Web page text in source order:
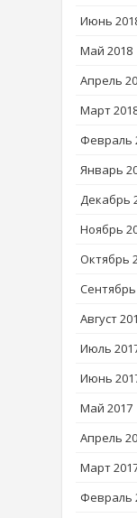
Июнь
Май 2018
Апрель
Март
Февраль
Январь
Декабрь
Ноябрь
Октябрь
Сентябрь
Август
Июль
Июнь
Май 2017
Апрель
Март
Февраль